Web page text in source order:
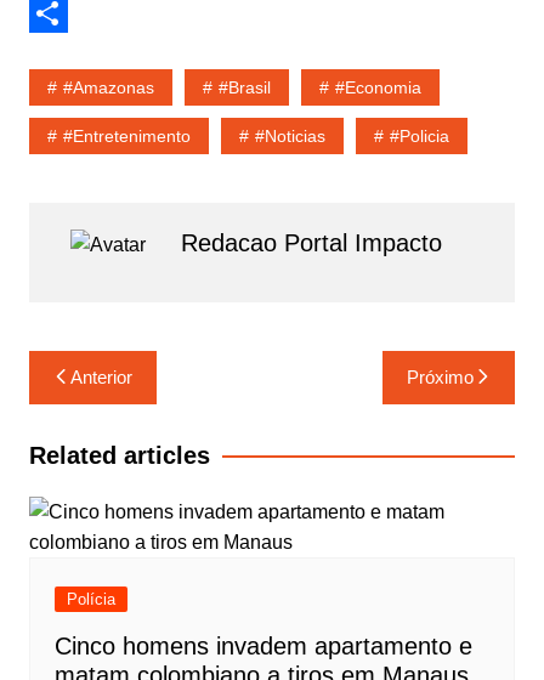
eaeE
#amazonas #Brasil #economia
#entretenimento #noticias #policia
Redacao Portal Impacto
Navegação
de
Post
Anterior Próximo
Related articles
Polícia
Cinco homens invadem apartamento e
matam colombiano a tiros em Manaus